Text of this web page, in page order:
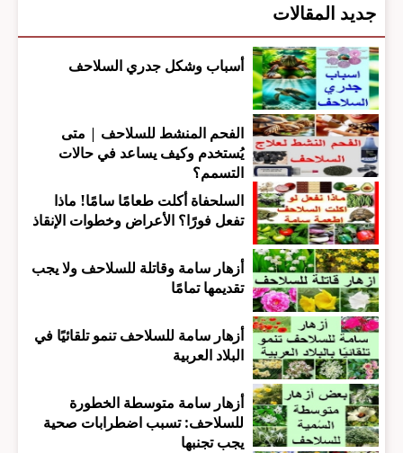
جديد المقالات
أسباب وشكل جدري السلاحف
الفحم المنشط للسلاحف | متى
يُستخدم وكيف يساعد في حالات
التسمم؟
السلحفاة أكلت طعامًا سامًا! ماذا
تفعل فورًا؟ الأعراض وخطوات الإنقاذ
أزهار سامة وقاتلة للسلاحف ولا يجب
تقديمها تمامًا
أزهار سامة للسلاحف تنمو تلقائيًا في
البلاد العربية
أزهار سامة متوسطة الخطورة
للسلاحف: تسبب اضطرابات صحية
يجب تجنبها